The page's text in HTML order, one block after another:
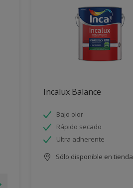
Incalux Balance
Bajo olor
Rápido secado
Ultra adherente
Sólo disponible en tienda